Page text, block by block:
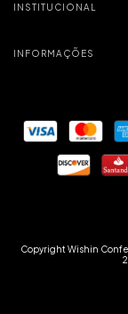
INSTITUCIONAL
INFORMAÇÕES
Copyright Wishin